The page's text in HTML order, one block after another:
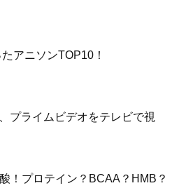
アニソンTOP10！
プライムビデオをテレビで視
！プロテイン？BCAA？HMB？